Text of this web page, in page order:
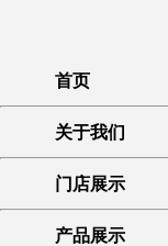
首页
关于我们
门店展示
产品展示